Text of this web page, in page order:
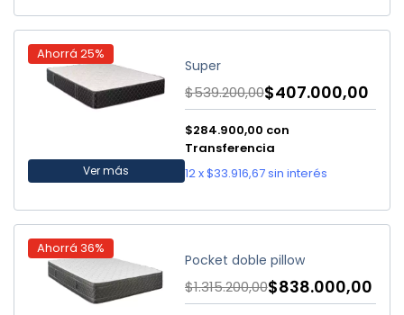
Ahorrá 25%
Ver más
Super
$407.000,00
$539.200,00
$284.900,00 con
Transferencia
12x$33.916,67sin interés
Ahorrá 36%
Pocket doble pillow
$838.000,00
$1.315.200,00